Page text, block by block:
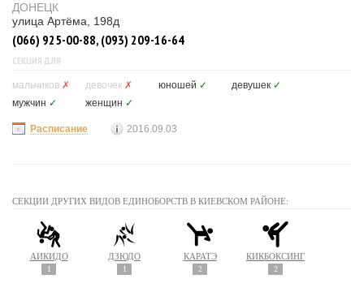
ДОНЕЦК
улица Артёма, 198д
(066) 925-00-88, (093) 209-16-64
СЕКЦИЯ ДЛЯ
мальчиков ✗ девочек ✗ юношей ✓ девушек ✓
мужчин ✓ женщин ✓
Расписание 2016.09.03
СЕКЦИИ ДРУГИХ ВИДОВ ЕДИНОБОРСТВ В КИЕВСКОМ РАЙОНЕ:
АЙКИДО
1
ДЗЮДО
1
КАРАТЭ
2
КИКБОКСИНГ
2